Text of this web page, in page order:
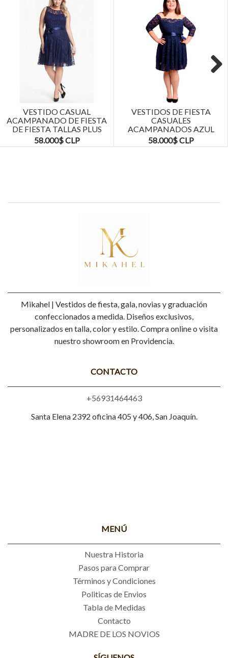
VESTIDO CASUAL
ACAMPANADO DE FIESTA
DE FIESTA TALLAS PLUS
KADRIHEL
58.000$ CLP
VESTIDOS DE FIESTA
CASUALES
ACAMPANADOS AZUL
MARINO TALLAS PLUS
KADRIHEL
58.000$ CLP
Mikahel | Vestidos de fiesta, gala, novias y graduación
confeccionados a medida. Diseños exclusivos,
personalizados en talla, color y estilo. Compra online o visita
nuestro showroom en Providencia.
CONTACTO
+56931464463
Santa Elena 2392 oficina 405 y 406, San Joaquín.
MENÚ
Nuestra Historia
Pasos para Comprar
Términos y Condiciones
Politicas de Envios
Tabla de Medidas
Contacto
MADRE DE LOS NOVIOS